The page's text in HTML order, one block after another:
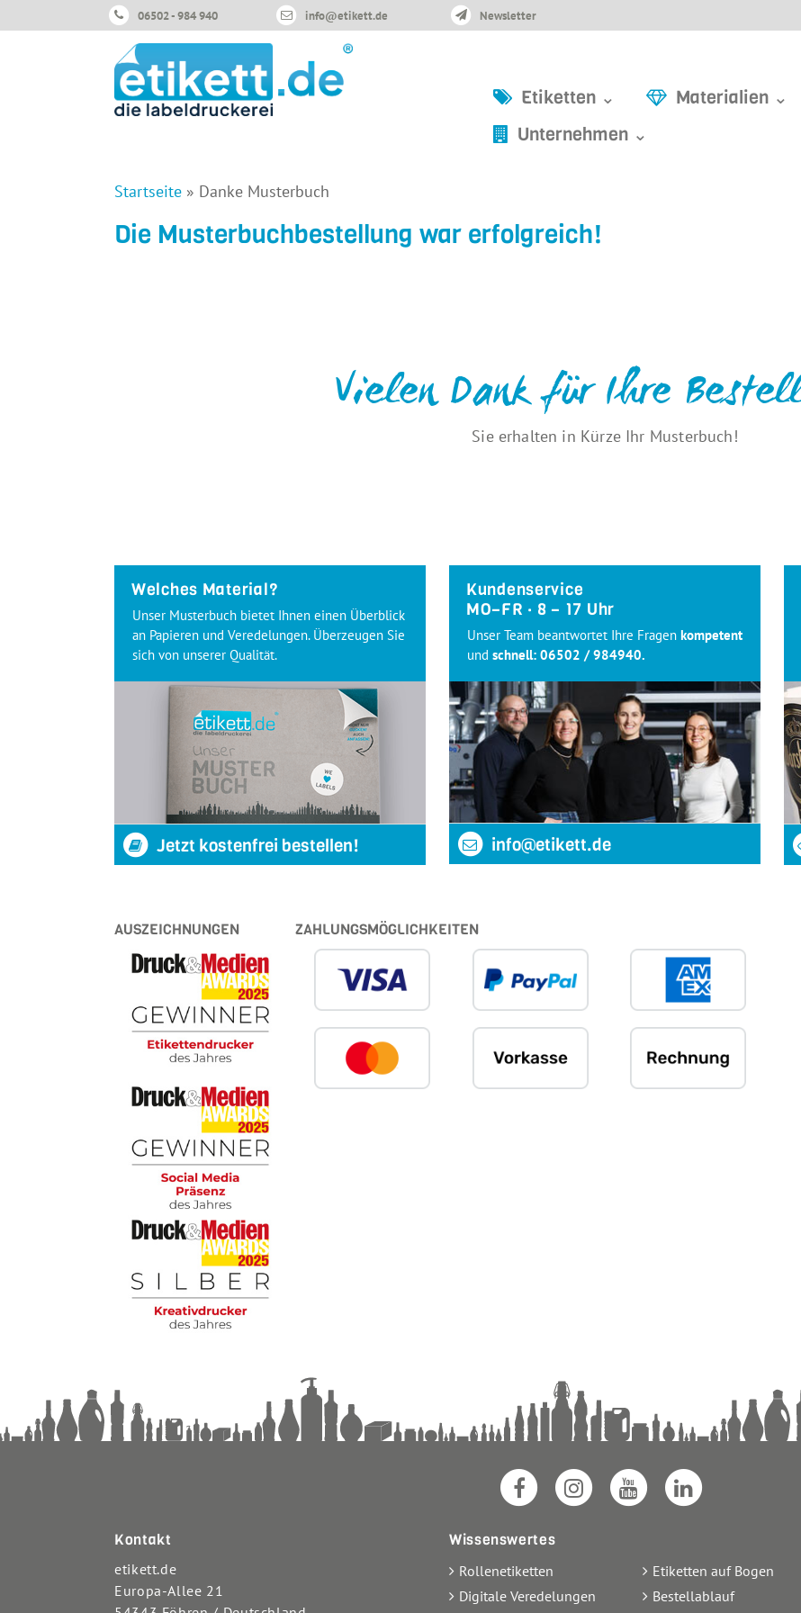
06502 - 984 940 info@etikett.de Newsletter
Etiketten ⌄ Materialien ⌄
Unternehmen ⌄
Startseite » Danke Musterbuch
Die Musterbuchbestellung war erfolgreich!
Vielen Dank für Ihre
Sie erhalten in Kürze Ihr Musterbuch!
Welches Material?
Unser Musterbuch bietet Ihnen einen Überblick
an Papieren und Veredelungen. Überzeugen Sie
sich von unserer Qualität.
Jetzt kostenfrei bestellen!
Kundenservice
MO–FR · 8 – 17 Uhr
Unser Team beantwortet Ihre Fragen kompetent
und schnell: 06502 / 984940.
info@etikett.de
AUSZEICHNUNGEN ZAHLUNGSMÖGLICHKEITEN
Kontakt
etikett.de
Europa-Allee 21
Wissenswertes
Rollenetiketten
Etiketten auf Bogen
Digitale Veredelungen
Bestellablauf